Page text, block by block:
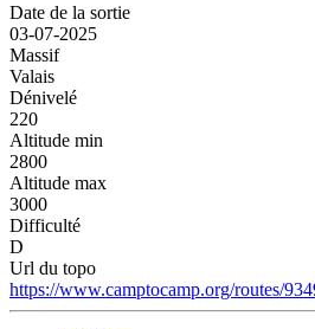
Date de la sortie
03-07-2025
Massif
Valais
Dénivelé
220
Altitude min
2800
Altitude max
3000
Difficulté
D
Url du topo
https://www.camptocamp.org/routes/